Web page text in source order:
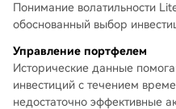
Понимание волатильности
обоснованный выбор
Управление портфелем
Исторические данные
инвестиций с течением
недостаточно эффективные